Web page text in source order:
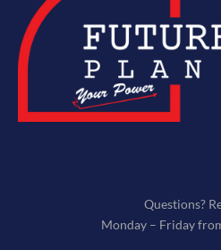
Questions?
Monday – Friday